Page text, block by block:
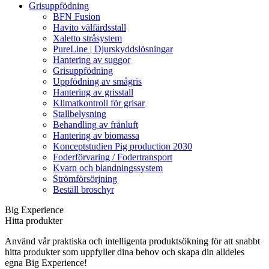
Grisuppfödning
BFN Fusion
Havito välfärdsstall
Xaletto stråsystem
PureLine | Djurskyddslösningar
Hantering av suggor
Grisuppfödning
Uppfödning av smågris
Hantering av grisstall
Klimatkontroll för grisar
Stallbelysning
Behandling av frånluft
Hantering av biomassa
Konceptstudien Pig production 2030
Foderförvaring / Fodertransport
Kvarn och blandningssystem
Strömförsörjning
Beställ broschyr
Big Experience
Hitta produkter
Använd vår praktiska och intelligenta produktsökning för att snabbt
hitta produkter som uppfyller dina behov och skapa din alldeles
egna Big Experience!